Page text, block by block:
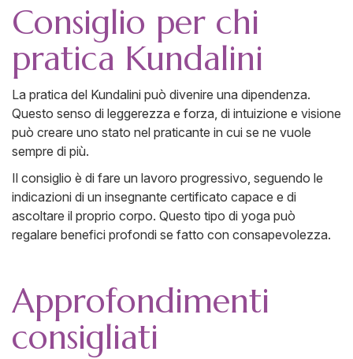
Consiglio per chi
pratica Kundalini
La pratica del Kundalini può divenire una dipendenza.
Questo senso di leggerezza e forza, di intuizione e visione
può creare uno stato nel praticante in cui se ne vuole
sempre di più.
Il consiglio è di fare un lavoro progressivo, seguendo le
indicazioni di un insegnante certificato capace e di
ascoltare il proprio corpo. Questo tipo di yoga può
regalare benefici profondi se fatto con consapevolezza.
Approfondimenti
consigliati